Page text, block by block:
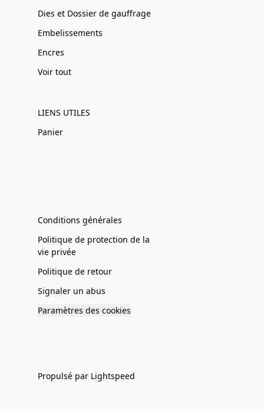
Dies et Dossier de gauffrage
Embelissements
Encres
Voir tout
LIENS UTILES
Panier
Conditions générales
Politique de protection de la
vie privée
Politique de retour
Signaler un abus
Paramètres des cookies
Propulsé par Lightspeed